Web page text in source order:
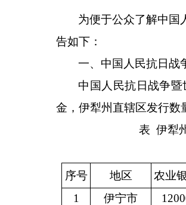
为便于公众了解中国
告如下：
一、 中国人民抗日战
中国人民抗日战争
金，伊犁州直辖区发行数
表伊犁
序号 地区 农业
1
伊宁市